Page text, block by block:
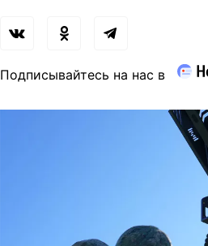
Подписывайтесь на нас в